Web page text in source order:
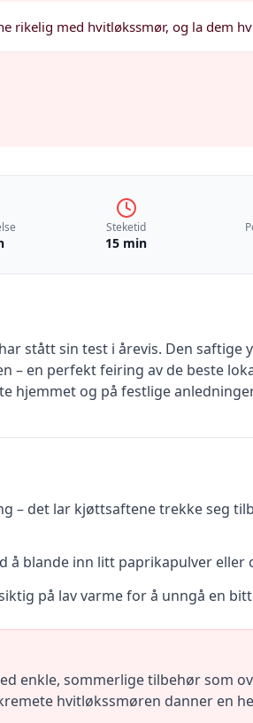
rikelig med hvitløkssmør, og la dem
Steketid
15 min
stått sin test i årevis. Den
en perfekt feiring av de beste
hjemmet og på festlige
– det lar kjøttsaftene trekke seg
blande inn litt paprikapulver eller
på lav varme for å unngå en
enkle, sommerlige tilbehør som
hvitløkssmøren danner en